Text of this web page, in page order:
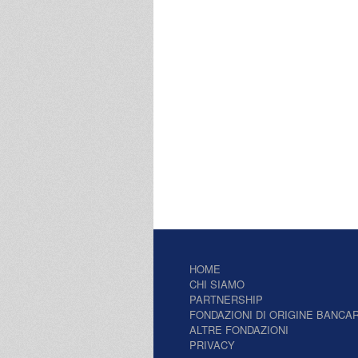
HOME
CHI SIAMO
PARTNERSHIP
FONDAZIONI DI ORIGINE
ALTRE FONDAZIONI
PRIVACY